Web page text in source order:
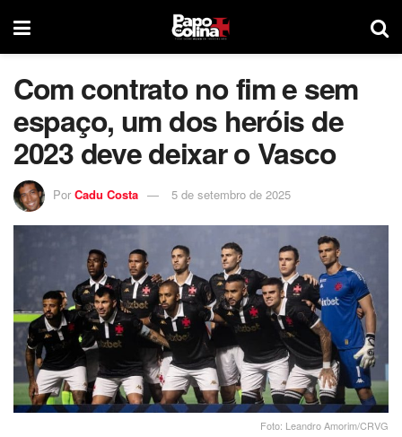
Com contrato no fim e sem
espaço, um dos heróis de
2023 deve deixar o Vasco
Por Cadu Costa 5 de setembro de 2025
Foto: Leandro Amorim/CRVG